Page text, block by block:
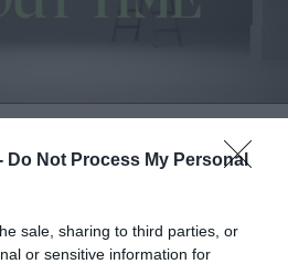
Do Not Process My Personal
sale, sharing to third parties, or
or sensitive information for
Nagyon tetszett, és